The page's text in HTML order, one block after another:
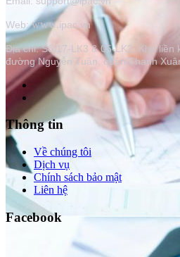
Web:www.ipac.vn
Địa chỉ:Số 17-LK3 & 05-LK2, Khu liền
đường Nguyễn Tuân, quận Thanh
Thông tin
Về chúng tôi
Dịch vụ
Chính sách bảo mật
Liên hệ
Facebook